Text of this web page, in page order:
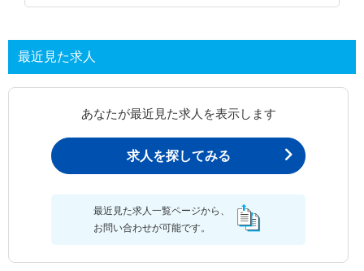
最近見た求人
あなたが最近見た求人を表示します
求人を探してみる
最近見た求人一覧ページから、
お問い合わせが可能です。